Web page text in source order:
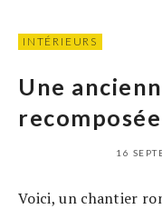
INTÉRIEURS
Une
16
Voici, un chantier